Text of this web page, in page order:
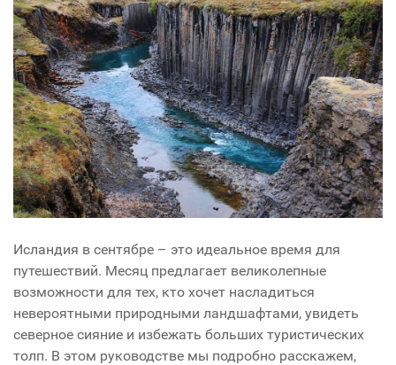
Исландия в сентябре – это идеальное время для
путешествий. Месяц предлагает великолепные
возможности для тех, кто хочет насладиться
невероятными природными ландшафтами, увидеть
северное сияние и избежать больших туристических
толп. В этом руководстве мы подробно расскажем,